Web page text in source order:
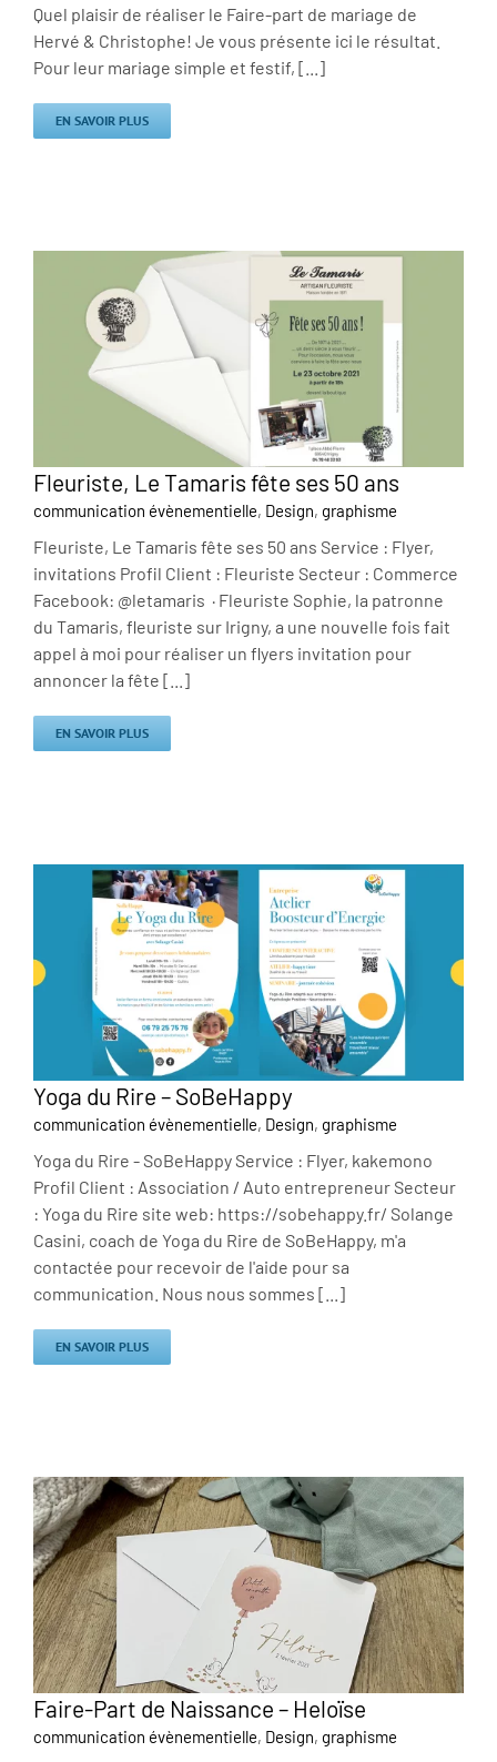
Quel plaisir de réaliser le Faire-part de mariage de
Hervé & Christophe! Je vous présente ici le résultat.
Pour leur mariage simple et festif, [...]
EN SAVOIR PLUS
Fleuriste, Le Tamaris fête ses 50 ans
communication évènementielle, Design, graphisme
Fleuriste, Le Tamaris fête ses 50 ans Service : Flyer,
invitations Profil Client : Fleuriste Secteur : Commerce
Facebook: @letamaris · Fleuriste Sophie, la patronne
du Tamaris, fleuriste sur Irigny, a une nouvelle fois fait
appel à moi pour réaliser un flyers invitation pour
annoncer la fête [...]
EN SAVOIR PLUS
Yoga du Rire – SoBeHappy
communication évènementielle, Design, graphisme
Yoga du Rire - SoBeHappy Service : Flyer, kakemono
Profil Client : Association / Auto entrepreneur Secteur
: Yoga du Rire site web: https://sobehappy.fr/ Solange
Casini, coach de Yoga du Rire de SoBeHappy, m'a
contactée pour recevoir de l'aide pour sa
communication. Nous nous sommes [...]
EN SAVOIR PLUS
Faire-Part de Naissance – Heloïse
communication évènementielle, Design, graphisme